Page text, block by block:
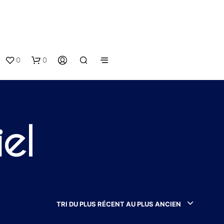
0 0
R
TRI DU PLUS RÉCENT AU PLUS ANCIEN